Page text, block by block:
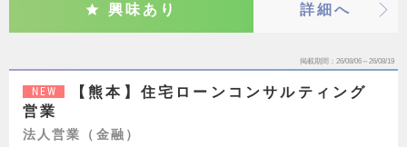
興味あり 詳細へ
掲載期間 26/08/06～26/08/19
NEW
【熊本】住宅ローンコンサルティング
営業
法人営業（金融）